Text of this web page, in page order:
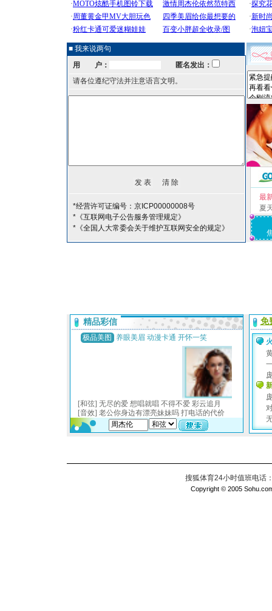
■ 我来说两句
用 户：
匿名发出：
请各位遵纪守法并注意语言文明。
*经营许可证编号：京ICP00000008号
*《互联网电子公告服务管理规定》
*《全国人大常委会关于维护互联网安全的规定》
最
夏
搜狐体育24小时值班电话
Copyright © 2005